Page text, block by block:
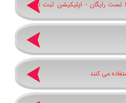
تست رایگان - اپلیکیشن ثبت تردد
می کنند